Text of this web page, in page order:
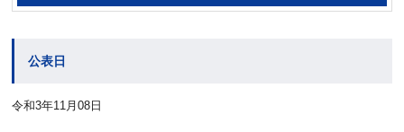
公表日
令和3年11月08日